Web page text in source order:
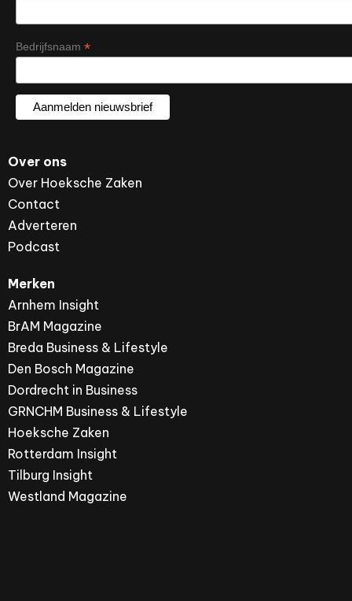
Bedrijfsnaam *
Over ons
Over Hoeksche Zaken
Contact
Adverteren
Podcast
Merken
Arnhem Insight
BrAM Magazine
Breda Business & Lifestyle
Den Bosch Magazine
Dordrecht in Business
GRNCHM Business & Lifestyle
Hoeksche Zaken
Rotterdam Insight
Tilburg Insight
Westland Magazine